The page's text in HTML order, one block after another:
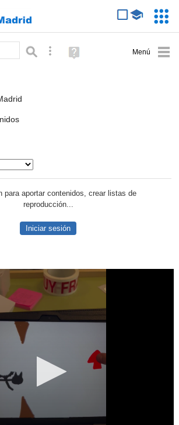
Búsqueda avanzada
Ayuda
(en
para aportar contenidos, crear listas de
reproducción...
Iniciar sesión